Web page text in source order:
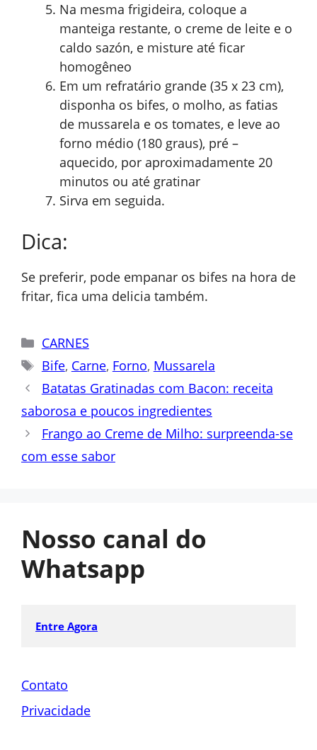
Na mesma frigideira, coloque a
manteiga restante, o creme de leite e o
caldo sazón, e misture até ficar
homogêneo
Em um refratário grande (35 x 23 cm),
disponha os bifes, o molho, as fatias
de mussarela e os tomates, e leve ao
forno médio (180 graus), pré –
aquecido, por aproximadamente 20
minutos ou até gratinar
Sirva em seguida.
Dica:
Se preferir, pode empanar os bifes na hora de
fritar, fica uma delicia também.
Categorias
CARNES
Tags
Bife, Carne, Forno, Mussarela
Batatas Gratinadas com Bacon: receita
saborosa e poucos ingredientes
Frango ao Creme de Milho: surpreenda-se
com esse sabor
Nosso canal do
Whatsapp
Entre Agora
Contato
Privacidade